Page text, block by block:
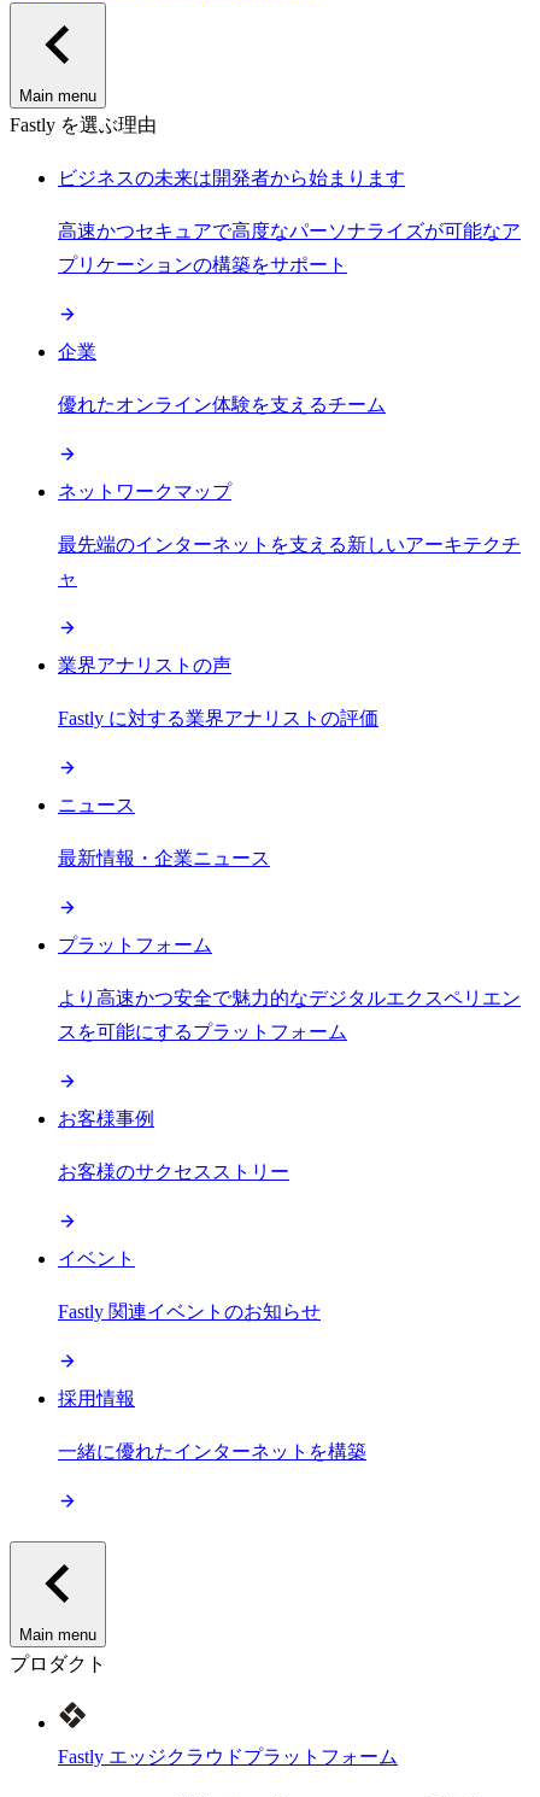
Main menu
Fastly を選ぶ理由
ビジネスの未来は開発者から始まります
高速かつセキュアで高度なパーソナライズが可能なア
プリケーションの構築をサポート
企業
優れたオンライン体験を支えるチーム
ネットワークマップ
最先端のインターネットを支える新しいアーキテクチ
ャ
業界アナリストの声
Fastly に対する業界アナリストの評価
ニュース
最新情報・企業ニュース
プラットフォーム
より高速かつ安全で魅力的なデジタルエクスペリエン
スを可能にするプラットフォーム
お客様事例
お客様のサクセスストリー
イベント
Fastly 関連イベントのお知らせ
採用情報
一緒に優れたインターネットを構築
Main menu
プロダクト
Fastly エッジクラウドプラットフォーム